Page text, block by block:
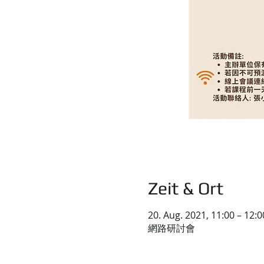
Zeit & Ort
20. Aug. 2021, 11:00 –
網路研討會